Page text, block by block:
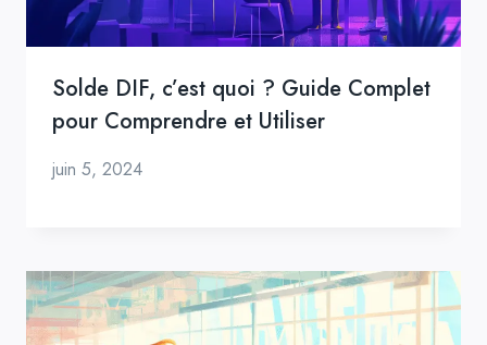
Solde DIF, c’est quoi ? Guide Complet
pour Comprendre et Utiliser
juin 5, 2024